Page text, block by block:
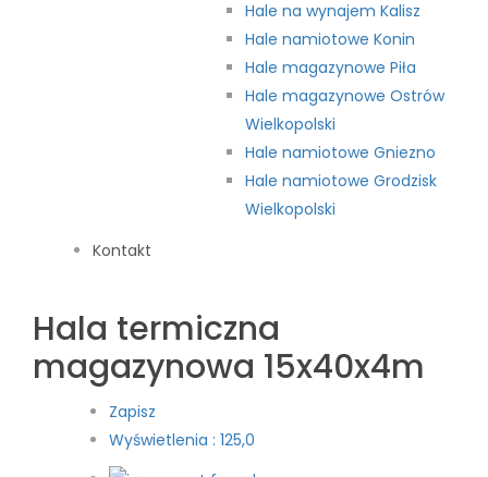
Hale na wynajem Kalisz
Hale namiotowe Konin
Hale magazynowe Piła
Hale magazynowe Ostrów
Wielkopolski
Hale namiotowe Gniezno
Hale namiotowe Grodzisk
Wielkopolski
Kontakt
Hala termiczna
magazynowa 15x40x4m
Zapisz
Wyświetlenia : 125,0